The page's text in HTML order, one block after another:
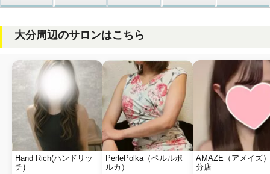
大分周辺のサロンはこちら
Hand Rich(ハンドリッ
チ)
PerlePolka（ペルルポ
ルカ）
AMAZE（アメイズ
分店